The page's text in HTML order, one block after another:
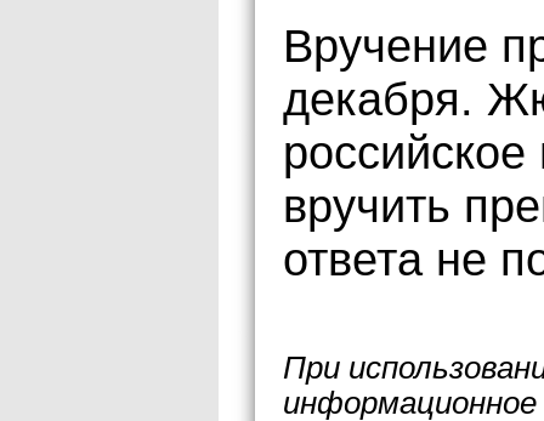
Вручение
декабря.
вручить
ответа не
При